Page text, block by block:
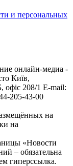
и персональных
онлайн-медиа -
Київ,
208/1 E-mail:
205-43-00
на
на
«Новости
– обязательна
гиперссылка.